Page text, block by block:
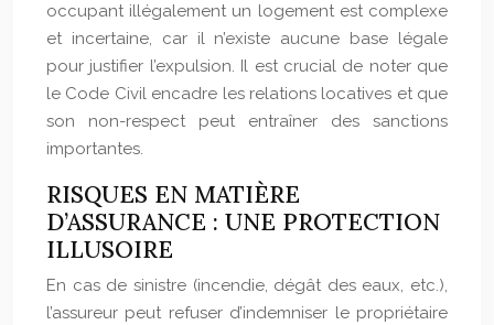
occupant illégalement un logement est complexe
et incertaine, car il n’existe aucune base légale
pour justifier l’expulsion. Il est crucial de noter que
le Code Civil encadre les relations locatives et que
son non-respect peut entraîner des sanctions
importantes.
RISQUES EN MATIÈRE
D’ASSURANCE : UNE PROTECTION
ILLUSOIRE
En cas de sinistre (incendie, dégât des eaux, etc.),
l’assureur peut refuser d’indemniser le propriétaire